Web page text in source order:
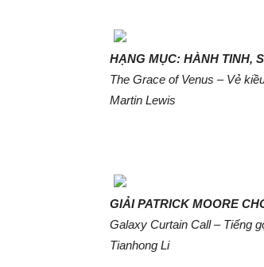
HẠNG MỤC: HÀNH TINH,
The Grace of Venus – Vẻ
Martin Lewis
GIẢI PATRICK MOORE
Galaxy Curtain Call – Tiếng
Tianhong Li